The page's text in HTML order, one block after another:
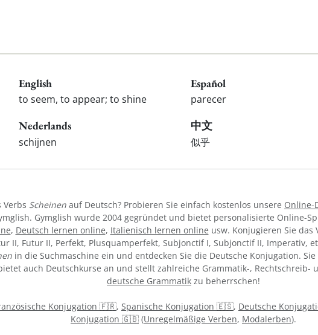
English
to seem, to appear; to shine
Español
parecer
Nederlands
schijnen
中文
似乎
Verbs Scheinen auf Deutsch? Probieren Sie einfach kostenlos unsere Online-
Gymglish wurde 2004 gegründet und bietet personalisierte Online-
, Deutsch lernen online, Italienisch lernen online usw. Konjugieren Sie das
II, Futur II, Perfekt, Plusquamperfekt, Subjonctif I, Subjonctif II, Imperativ,
in die Suchmaschine ein und entdecken Sie die Deutsche Konjugation.
auch Deutschkurse an und stellt zahlreiche Grammatik-,
deutsche Grammatik zu beherrschen!
Konjugation 🇫🇷, Spanische Konjugation 🇪🇸, Deutsche
Konjugation 🇬🇧 (Unregelmäßige Verben, Modalerben).